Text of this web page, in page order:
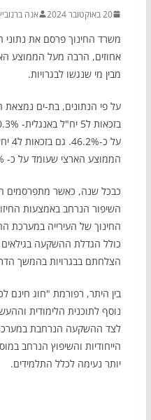
20 באוקטובר 2024 אנה
מבין מי שנגשו לבגרויות.
על פי הנתונים, בת-ים
הממוצע הארצי שעומד על כ- 19.1%.
כבכל שנה, כאשר מתפרסמים
השיפור הנרחב באמצעות
החינוך של העירייה במערכת
כולל הגדלת ההשקעה
הצלחתם בבגרויות בהמשך
בין היתר, רפורמת "חוג חינם
נוסף לתוכנית הלימודית
לצד ההשקעה הנרחבת במערכת
הייחודיות והשיפוץ הנרחב
יותר נעימה לכלל התלמידים.